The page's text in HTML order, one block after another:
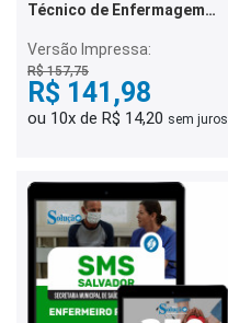
Técnico de Enfermagem
Enfermagem - PSF (SMS)
Versão Impressa:
R$ 157,75
R$ 141,98
ou 10x de R$ 14,20 sem juros